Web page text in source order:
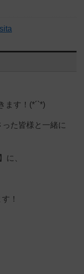
ます！(*´`*)
た皆様と一緒に
】に、
！